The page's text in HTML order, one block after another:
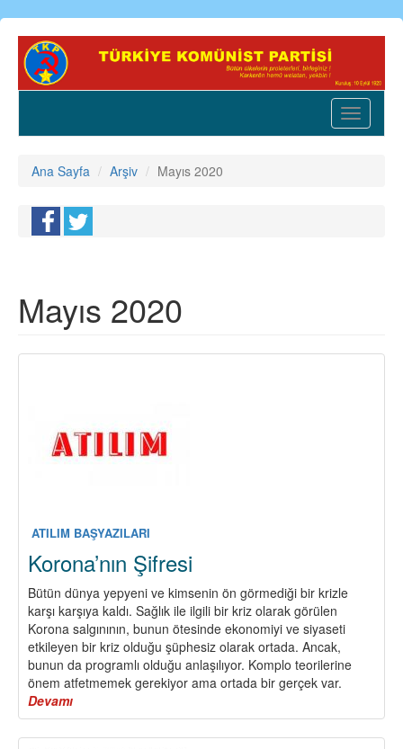
Ana
içeriğe
Toggle
Ana Sayfa Arşiv Mayıs 2020
Mayıs 2020
ATILIM BAŞYAZILARI
Korona’nın Şifresi
Bütün dünya yepyeni ve kimsenin ön görmediği bir krizle
karşı karşıya kaldı. Sağlık ile ilgili bir kriz olarak görülen
Korona salgınının, bunun ötesinde ekonomiyi ve siyaseti
etkileyen bir kriz olduğu şüphesiz olarak ortada. Ancak,
bunun da programlı olduğu anlaşılıyor. Komplo teorilerine
önem atfetmemek gerekiyor ama ortada bir gerçek var.
Devamı
Korona’nın
Şifresi